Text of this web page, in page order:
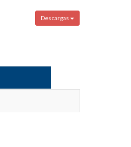
Descargas